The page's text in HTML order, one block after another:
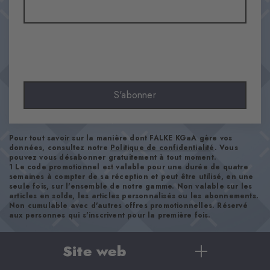
Matière
Longueur de tige
Mollet
Type d'ourlet
A côtes
Renforts
aucun
Semelle
Normal
casual
S'abonner
Pour tout savoir sur la manière dont FALKE KGaA gère vos
données, consultez notre Politique de confidentialité. Vous
pouvez vous désabonner gratuitement à tout moment.
1 Le code promotionnel est valable pour une durée de quatre
semaines à compter de sa réception et peut être utilisé, en une
seule fois, sur l'ensemble de notre gamme. Non valable sur les
articles en solde, les articles personnalisés ou les abonnements.
Non cumulable avec d'autres offres promotionnelles. Réservé
aux personnes qui s'inscrivent pour la première fois.
Site web